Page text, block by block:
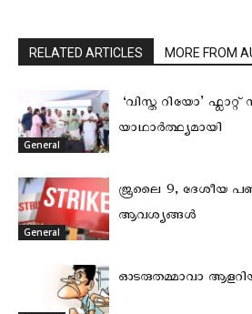
RELATED ARTICLES MORE FROM
General
‘വിസ്ത റിയോ’
യാഥാർത്ഥ്യമായി
General
ജൂലൈ 9, ദേശീയ
ആവശ്യങ്ങള്‍
ഓടരുതമ്മാവാ